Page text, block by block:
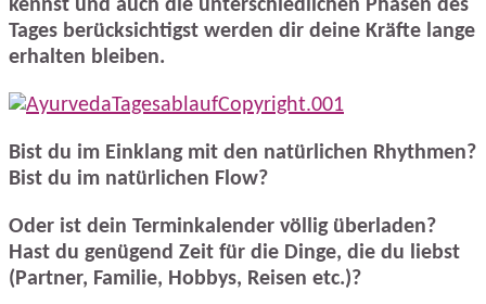
kennst und auch die unterschiedlichen Phasen des
Tages berücksichtigst werden dir deine Kräfte lange
erhalten bleiben.
Bist du im Einklang mit den natürlichen Rhythmen?
Bist du im natürlichen Flow?
Oder ist dein Terminkalender völlig überladen?
Hast du genügend Zeit für die Dinge, die du liebst
(Partner, Familie, Hobbys, Reisen etc.)?